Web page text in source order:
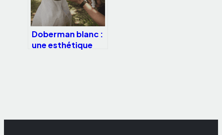
Doberman blanc :
une esthétique